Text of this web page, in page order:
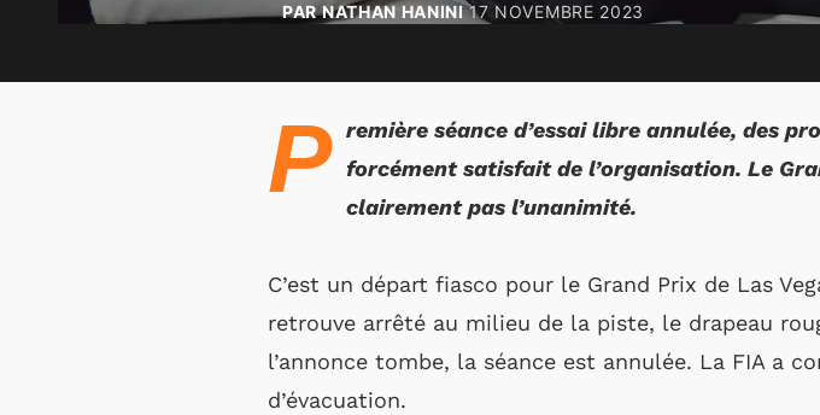
PAR NATHAN HANINI 17 NOVEMBRE 2023
P remière séance d’essai libre annulée, des
forcément satisfait de l’organisation. Le
clairement pas l’unanimité.
C’est un départ fiasco pour le Grand Prix de Las
retrouve arrêté au milieu de la piste, le drapeau
l’annonce tombe, la séance est annulée. La FIA a
d’évacuation.